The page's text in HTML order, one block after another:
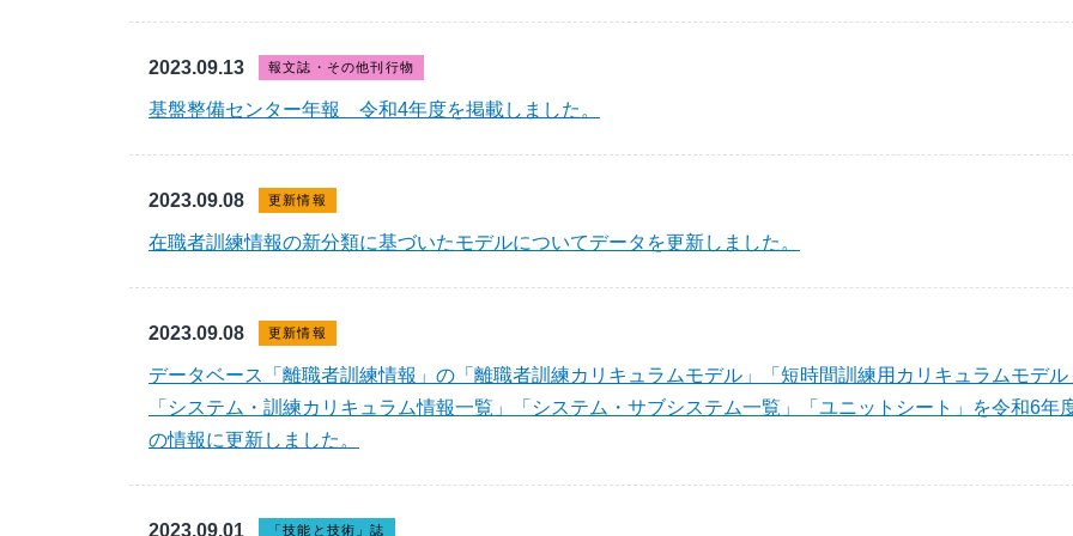
2023.09.13 報文誌・その他刊行物
基盤整備センター年報 令和4年度を掲載しました。
2023.09.08 更新情報
在職者訓練情報の新分類に基づいたモデルについてデータを更新しました。
2023.09.08 更新情報
データベース「離職者訓練情報」の「離職者訓練カリキュラムモデル」「短時間訓練用カリキュラムモデル
「システム・訓練カリキュラム情報一覧」「システム・サブシステム一覧」「ユニットシート」を令和6年
の情報に更新しました。
2023.09.01 「技能と技術」誌